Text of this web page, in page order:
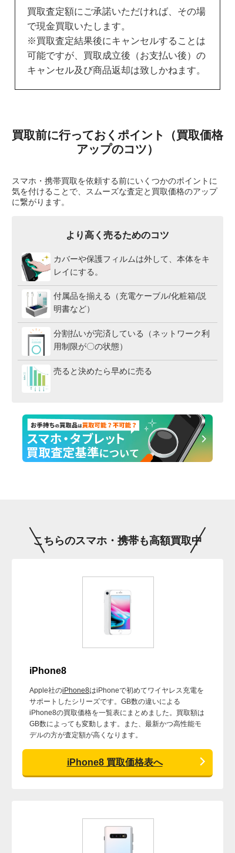
買取査定額にご承諾いただければ、その場
で現金買取いたします。
※買取査定結果後にキャンセルすることは
可能ですが、買取成立後（お支払い後）の
キャンセル及び商品返却は致しかねます。
買取前に行っておくポイント（買取価格
アップのコツ）
スマホ・携帯買取を依頼する前にいくつかのポイントに
気を付けることで、スムーズな査定と買取価格のアップ
に繋がります。
より高く売るためのコツ
カバーや保護フィルムは外して、本体をキ
レイにする。
付属品を揃える（充電ケーブル/化粧箱/説
明書など）
分割払いが完済している（ネットワーク利
用制限が〇の状態）
売ると決めたら早めに売る
こちらのスマホ・携帯も高額買取中
iPhone8
Apple社のiPhone8はiPhoneで初めてワイヤレス充電を
サポートしたシリーズです。GB数の違いによる
iPhone8の買取価格を一覧表にまとめました。買取額は
GB数によっても変動します。また、最新かつ高性能モ
デルの方が査定額が高くなります。
iPhone8 買取価格表へ